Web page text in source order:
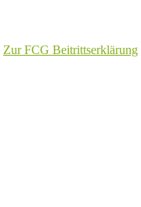
Zur FCG Beitrittserklärung